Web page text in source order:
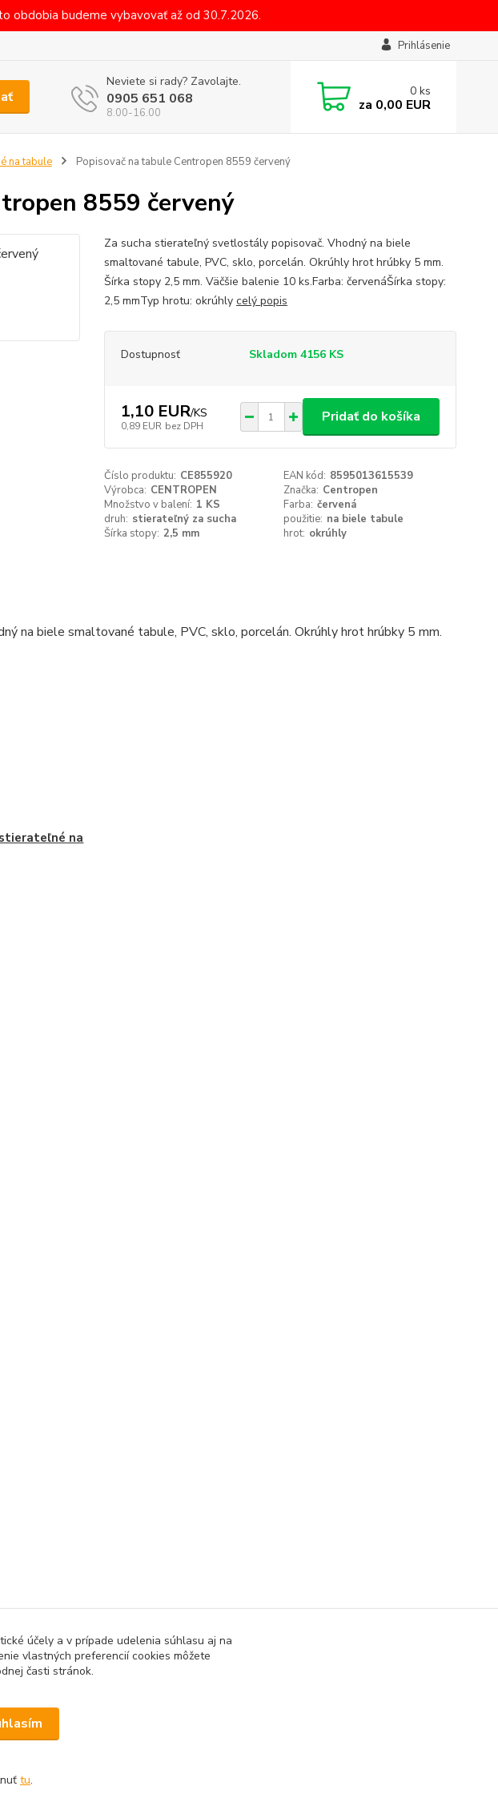
obdobia budeme vybavovať až od 30.7.2026.
Prihlásenie
Neviete si rady? Zavolajte.
0905 651 068
8.00-16.00
0 ks
za 0,00 EUR
na tabule Popisovač na tabule Centropen 8559 červený
8559 červený
Za sucha stierateľný svetlostály popisovač. Vhodný na biele
smaltované tabule, PVC, sklo, porcelán. Okrúhly hrot hrúbky 5 mm.
Šírka stopy 2,5 mm. Väčšie balenie 10 ks.Farba: červenáŠírka stopy:
2,5 mmTyp hrotu: okrúhly celý popis
Dostupnosť Skladom 4156 KS
1,10 EUR/KS
0,89 EUR bez DPH
Pridať do košíka
Číslo produktu: CE855920 EAN kód: 8595013615539
Výrobca: CENTROPEN Značka: Centropen
Množstvo v balení: 1 KS Farba: červená
druh: stierateľný za sucha použitie: na biele tabule
Šírka stopy: 2,5 mm hrot: okrúhly
na biele smaltované tabule, PVC, sklo, porcelán. Okrúhly hrot hrúbky 5 mm.
na
účely a v prípade udelenia súhlasu aj na
vlastných preferencií cookies môžete
časti stránok.
tu.